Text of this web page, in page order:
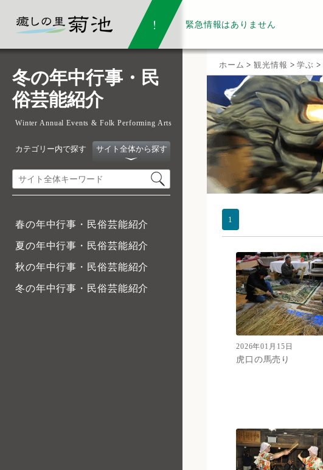
緊急情報はありません
冬の年中行事・民
俗芸能紹介
Winter Annual Events & Folk Performing Arts
カテゴリー内で探す サイト全体から探す
春の年中行事・民俗芸能紹介
夏の年中行事・民俗芸能紹介
秋の年中行事・民俗芸能紹介
冬の年中行事・民俗芸能紹介
ホーム >観光情報 >学ぶ >
1
2026年01月15日
虎口の馬売り